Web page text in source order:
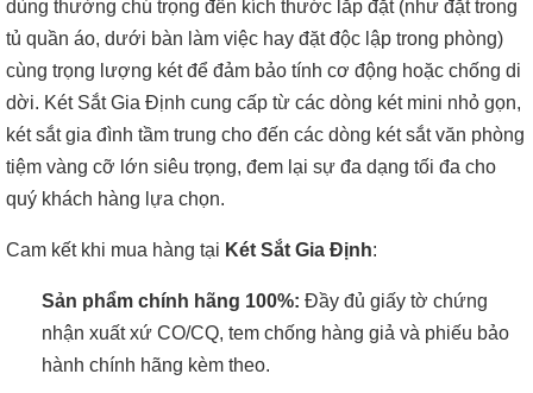
dùng thường chú trọng đến kích thước lắp đặt (như đặt trong
tủ quần áo, dưới bàn làm việc hay đặt độc lập trong phòng)
cùng trọng lượng két để đảm bảo tính cơ động hoặc chống di
dời. Két Sắt Gia Định cung cấp từ các dòng két mini nhỏ gọn,
két sắt gia đình tầm trung cho đến các dòng két sắt văn phòng
tiệm vàng cỡ lớn siêu trọng, đem lại sự đa dạng tối đa cho
quý khách hàng lựa chọn.
Cam kết khi mua hàng tại Két Sắt Gia Định:
Sản phẩm chính hãng 100%: Đầy đủ giấy tờ chứng
nhận xuất xứ CO/CQ, tem chống hàng giả và phiếu bảo
hành chính hãng kèm theo.